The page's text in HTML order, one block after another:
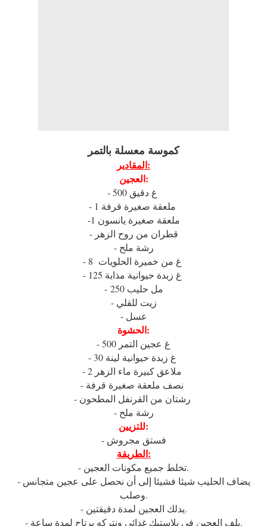
كموسة معسلة بالتمر
المقادير:
العجين:
-1 ملعقة صغيرة يانسون
- قطران من روح الزهر
- رشة ملح
-
250 مل حليب
- زيت للقلي
- عسل
الحشوة:
- 500 غ عجين التمر
- رشة ملح
للتزيين:
- فستق مجروش
الطريقة:
- تخلط جميع مكونات العجين.
- يضاف الحليب شيئا فشيئا إلى أن نحصل على عجين متجانس
وصلب.
- يدلك العجين لمدة دقيقتين.
- يلف العجين في بلاستيك غدائي ونتركه يرتاح لمدة ساعة.